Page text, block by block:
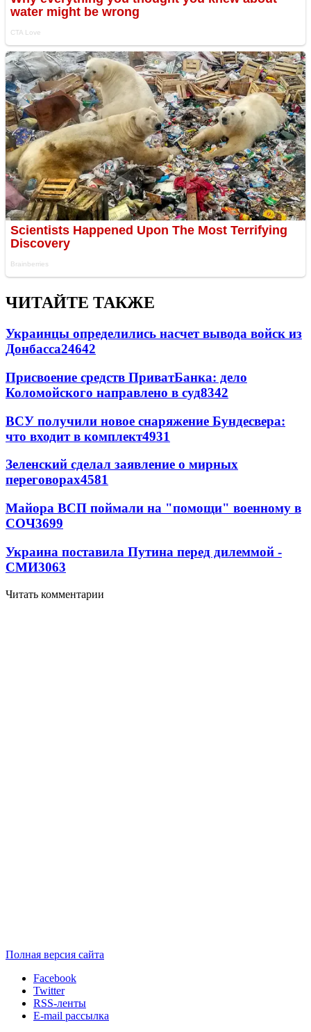
ЧИТАЙТЕ ТАКЖЕ
Украинцы определились насчет вывода войск из
Донбасса24642
Присвоение средств ПриватБанка: дело
Коломойского направлено в суд8342
ВСУ получили новое снаряжение Бундесвера:
что входит в комплект4931
Зеленский сделал заявление о мирных
переговорах4581
Майора ВСП поймали на "помощи" военному в
СОЧ3699
Украина поставила Путина перед дилеммой -
СМИ3063
Читать комментарии
Полная версия сайта
Facebook
Twitter
RSS-ленты
E-mail рассылка